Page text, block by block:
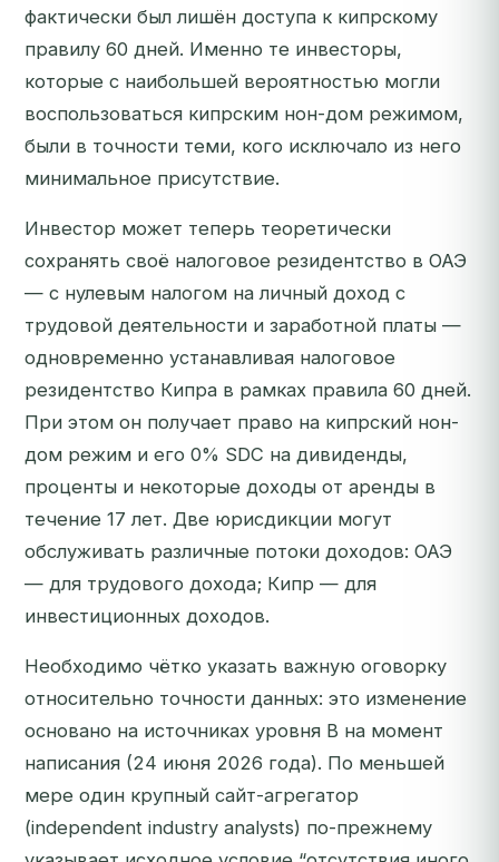
фактически был лишён доступа к кипрскому
правилу 60 дней. Именно те инвесторы,
которые с наибольшей вероятностью могли
воспользоваться кипрским нон-дом режимом,
были в точности теми, кого исключало из него
минимальное присутствие.
Инвестор может теперь теоретически
сохранять своё налоговое резидентство в ОАЭ
— с нулевым налогом на личный доход с
трудовой деятельности и заработной платы —
одновременно устанавливая налоговое
резидентство Кипра в рамках правила 60 дней.
При этом он получает право на кипрский нон-
дом режим и его 0% SDC на дивиденды,
проценты и некоторые доходы от аренды в
течение 17 лет. Две юрисдикции могут
обслуживать различные потоки доходов: ОАЭ
— для трудового дохода; Кипр — для
инвестиционных доходов.
Необходимо чётко указать важную оговорку
относительно точности данных: это изменение
основано на источниках уровня B на момент
написания (24 июня 2026 года). По меньшей
мере один крупный сайт-агрегатор
(independent industry analysts) по-прежнему